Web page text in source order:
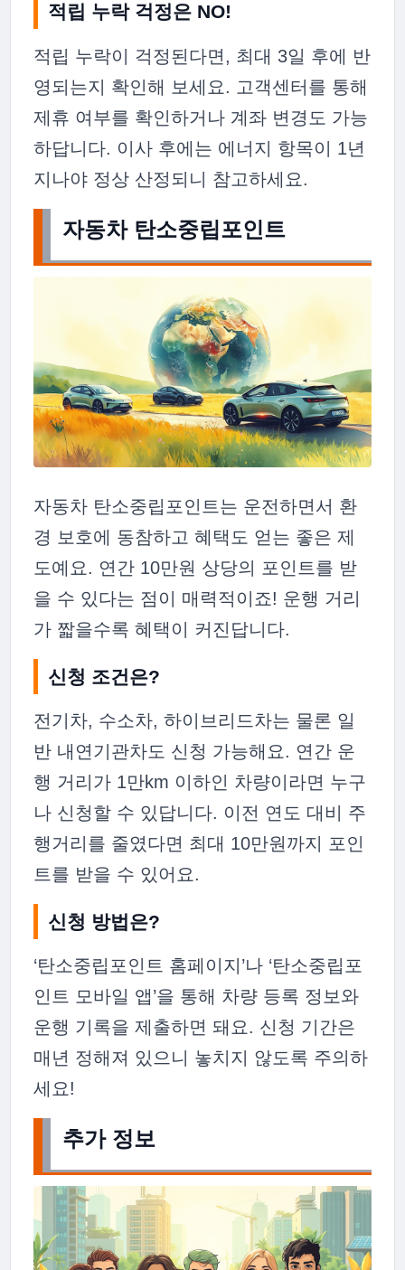
적립 누락 걱정은 NO!
적립 누락이 걱정된다면, 최대 3일 후에 반
영되는지 확인해 보세요. 고객센터를 통해
제휴 여부를 확인하거나 계좌 변경도 가능
하답니다. 이사 후에는 에너지 항목이 1년
지나야 정상 산정되니 참고하세요.
자동차 탄소중립포인트
자동차 탄소중립포인트는 운전하면서 환
경 보호에 동참하고 혜택도 얻는 좋은 제
도예요. 연간 10만원 상당의 포인트를 받
을 수 있다는 점이 매력적이죠! 운행 거리
가 짧을수록 혜택이 커진답니다.
신청 조건은?
전기차, 수소차, 하이브리드차는 물론 일
반 내연기관차도 신청 가능해요. 연간 운
행 거리가 1만km 이하인 차량이라면 누구
나 신청할 수 있답니다. 이전 연도 대비 주
행거리를 줄였다면 최대 10만원까지 포인
트를 받을 수 있어요.
신청 방법은?
‘탄소중립포인트 홈페이지’나 ‘탄소중립포
인트 모바일 앱’을 통해 차량 등록 정보와
운행 기록을 제출하면 돼요. 신청 기간은
매년 정해져 있으니 놓치지 않도록 주의하
세요!
추가 정보